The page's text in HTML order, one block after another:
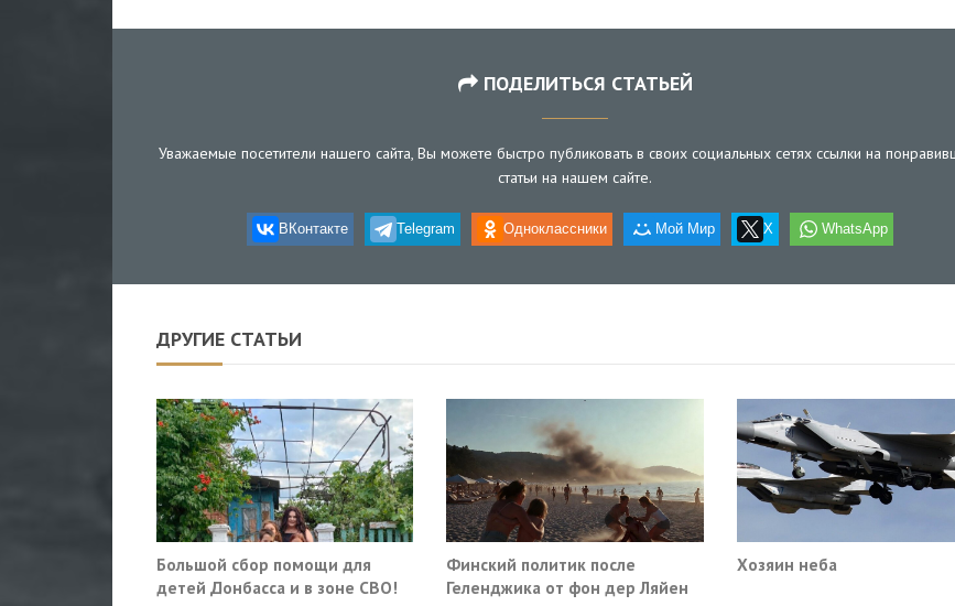
ПОДЕЛИТЬСЯ СТАТЬЕЙ
Уважаемые посетители нашего сайта, Вы можете быстро публиковать в своих социальных сетях ссылки на
статьи на нашем сайте.
ВКонтакте Telegram Одноклассники Мой Мир X WhatsApp
ДРУГИЕ СТАТЬИ
Большой сбор помощи для
детей Донбасса и в зоне СВО!
Финский политик после
Геленджика от фон дер Ляйен
Хозяин неба